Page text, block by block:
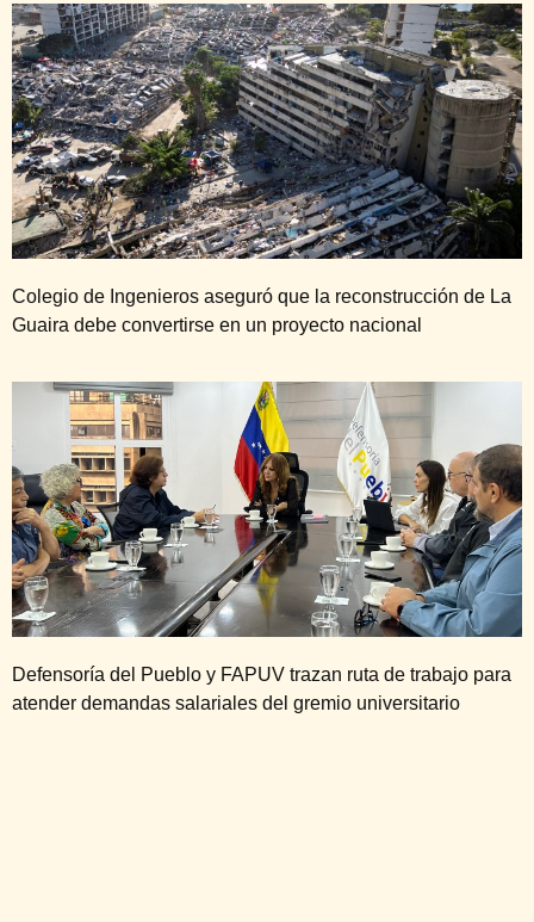
Colegio de Ingenieros aseguró que la reconstrucción de La
Guaira debe convertirse en un proyecto nacional
Defensoría del Pueblo y FAPUV trazan ruta de trabajo para
atender demandas salariales del gremio universitario